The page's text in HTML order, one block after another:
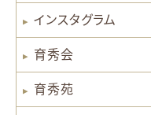
インスタグラム
育秀会
育秀苑